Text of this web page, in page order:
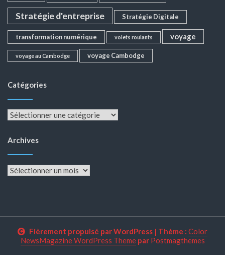
Stratégie d'entreprise Stratégie Digitale
transformation numérique volets roulants voyage
voyage au Cambodge voyage Cambodge
Catégories
Catégories
Archives
Archives
Fièrement propulsé par WordPress | Thème : Color
NewsMagazine WordPress Themepar Postmagthemes